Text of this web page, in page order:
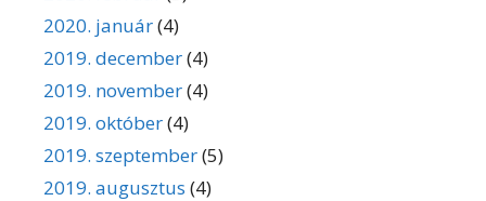
2020. január(4)
2019. december(4)
2019. november(4)
2019. október(4)
2019. szeptember(5)
2019. augusztus (4)